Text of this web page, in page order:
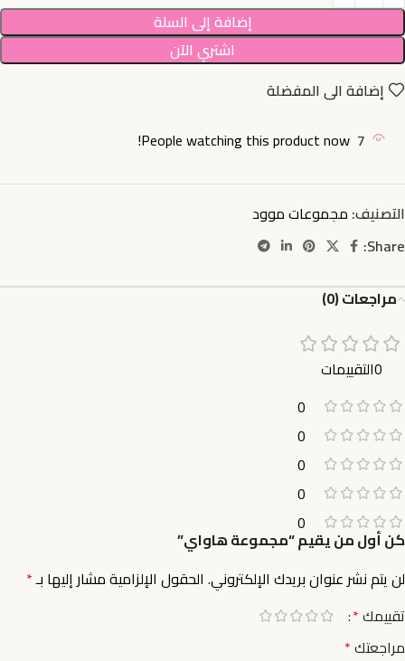
إضافة إلى السلة
اشتري الآن
إضافة الى المفضلة
7
People watching this product now!
التصنيف: مجموعات موود
Share:
مراجعات (0)
0التقييمات
0
0
0
0
0
كن أول من يقيم “مجموعة هاواي”
لن يتم نشر عنوان بريدك الإلكتروني. الحقول الإلزامية مشار إليها بـ*
تقييمك*
مراجعتك*